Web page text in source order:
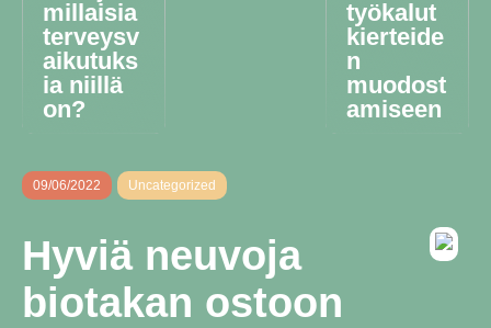
millaisia
terveysv
aikutuks
ia niillä
on?
työkalut
kierteide
n
muodost
amiseen
09/06/2022 Uncategorized
Hyviä neuvoja
biotakan ostoon